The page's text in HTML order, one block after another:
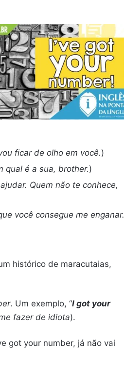
ficar de olho em você.)
qual é a sua, brother.)
Quem não te conhece,
você consegue me enganar.
histórico de maracutaias,
. Um exemplo, “I got your
fazer de idiota).
got your number, já não vai